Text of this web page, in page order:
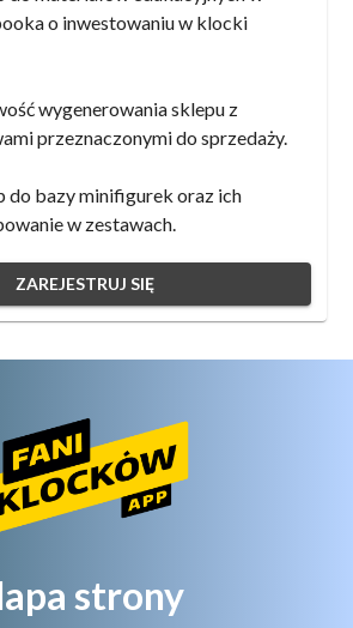
o inwestowaniu w klocki
wygenerowania sklepu z
przeznaczonymi do sprzedaży.
do bazy minifigurek oraz ich
w zestawach.
ZAREJESTRUJ SIĘ
strony